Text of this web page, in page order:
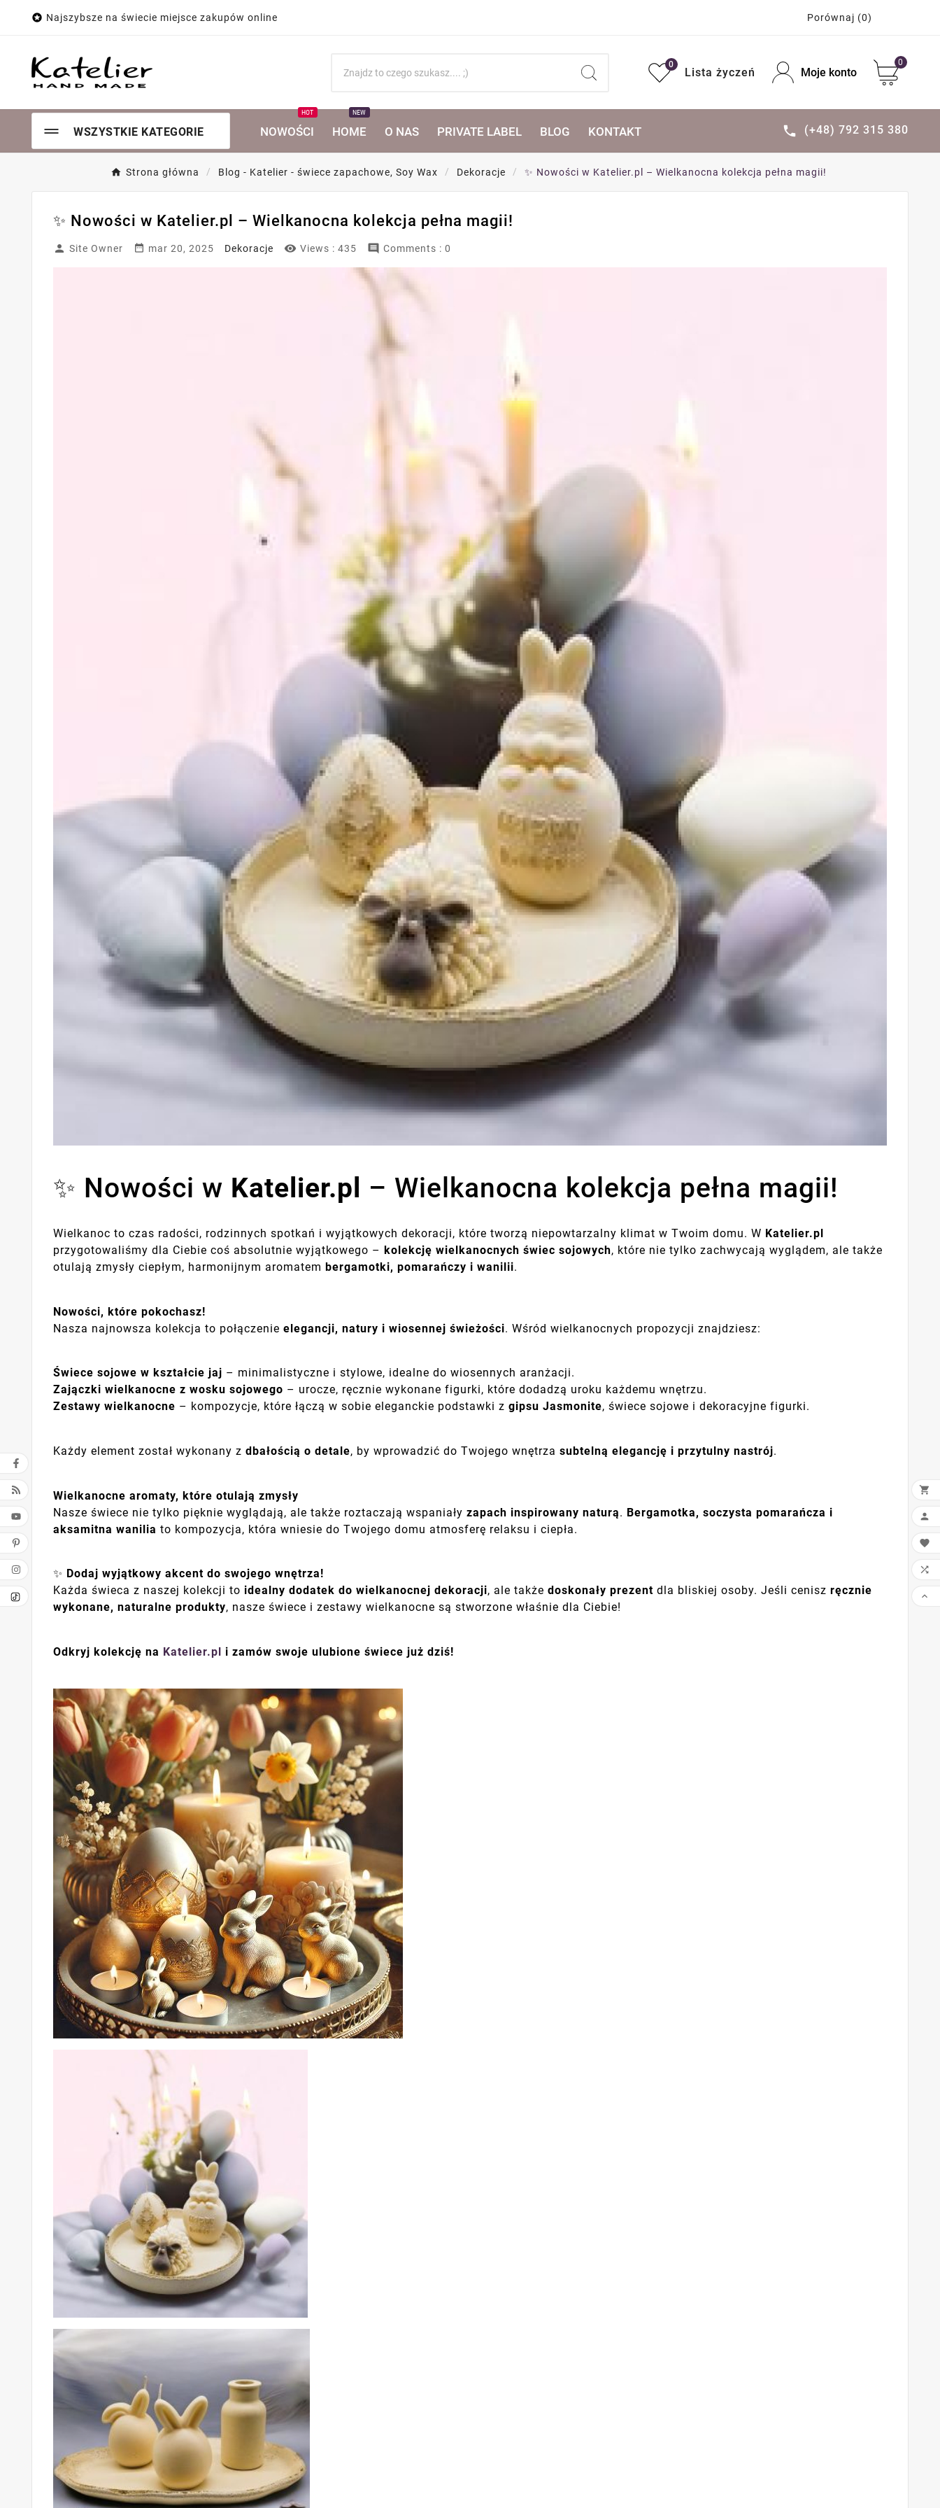
 Najszybsze na świecie miejsce zakupów online Porównaj (0)
Lista życzeń
0
Moje konto
0
WSZYSTKIE KATEGORIE NOWOŚCI
HOT
HOME
NEW
O NAS PRIVATE LABEL BLOG KONTAKT  (+48) 792 315 380
Strona główna Blog - Katelier - świece zapachowe, Soy Wax Dekoracje ✨ Nowości w Katelier.pl – Wielkanocna kolekcja pełna magii! ️
✨ Nowości w Katelier.pl – Wielkanocna kolekcja pełna magii! ️
 Site Owner  mar 20, 2025 Dekoracje  Views : 435  Comments : 0
✨ Nowości w Katelier.pl – Wielkanocna kolekcja pełna magii! ️
Wielkanoc to czas radości, rodzinnych spotkań i wyjątkowych dekoracji, które tworzą niepowtarzalny klimat w Twoim domu. W Katelier.pl
przygotowaliśmy dla Ciebie coś absolutnie wyjątkowego – kolekcję wielkanocnych świec sojowych, które nie tylko zachwycają wyglądem, ale także
otulają zmysły ciepłym, harmonijnym aromatem bergamotki, pomarańczy i wanilii.
Nowości, które pokochasz!
Nasza najnowsza kolekcja to połączenie elegancji, natury i wiosennej świeżości. Wśród wielkanocnych propozycji znajdziesz:
Świece sojowe w kształcie jaj – minimalistyczne i stylowe, idealne do wiosennych aranżacji.
Zajączki wielkanocne z wosku sojowego – urocze, ręcznie wykonane figurki, które dodadzą uroku każdemu wnętrzu.
Zestawy wielkanocne – kompozycje, które łączą w sobie eleganckie podstawki z gipsu Jasmonite, świece sojowe i dekoracyjne figurki.
Każdy element został wykonany z dbałością o detale, by wprowadzić do Twojego wnętrza subtelną elegancję i przytulny nastrój.
Wielkanocne aromaty, które otulają zmysły
Nasze świece nie tylko pięknie wyglądają, ale także roztaczają wspaniały zapach inspirowany naturą. Bergamotka, soczysta pomarańcza i
aksamitna wanilia to kompozycja, która wniesie do Twojego domu atmosferę relaksu i ciepła.
✨ Dodaj wyjątkowy akcent do swojego wnętrza!
Każda świeca z naszej kolekcji to idealny dodatek do wielkanocnej dekoracji, ale także doskonały prezent dla bliskiej osoby. Jeśli cenisz ręcznie
wykonane, naturalne produkty, nasze świece i zestawy wielkanocne są stworzone właśnie dla Ciebie!
Odkryj kolekcję na Katelier.pl i zamów swoje ulubione świece już dziś!




